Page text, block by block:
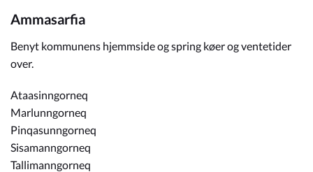
Ammasarfia
Benyt kommunens hjemmside og spring køer og ventetider
over.
Ataasinngorneq
Marlunngorneq
Pinqasunngorneq
Sisamanngorneq
Tallimanngorneq